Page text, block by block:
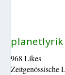
planetlyrik
968 Likes
Zeitgenössische